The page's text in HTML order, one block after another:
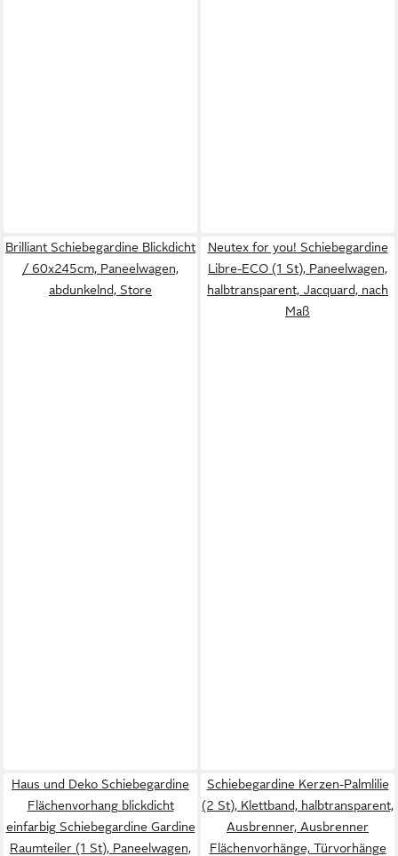
Brilliant Schiebegardine Blickdicht
/ 60x245cm, Paneelwagen,
abdunkelnd, Store
Neutex for you! Schiebegardine
Libre-ECO (1 St), Paneelwagen,
halbtransparent, Jacquard, nach
Maß
Haus und Deko Schiebegardine
Flächenvorhang blickdicht
einfarbig Schiebegardine Gardine
Raumteiler (1 St), Paneelwagen,
Schiebegardine Kerzen-Palmlilie
(2 St), Klettband, halbtransparent,
Ausbrenner, Ausbrenner
Flächenvorhänge, Türvorhänge